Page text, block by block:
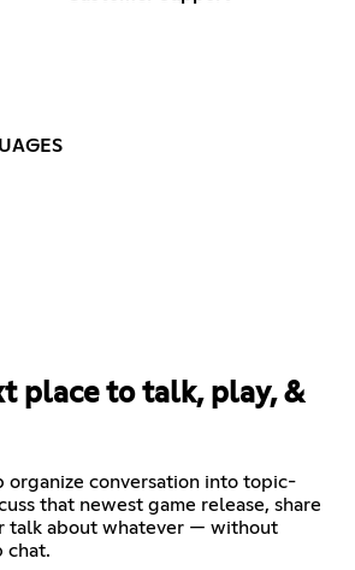
place to talk, play, &
organize conversation into topic-
that newest game release, share
talk about whatever — without
chat.